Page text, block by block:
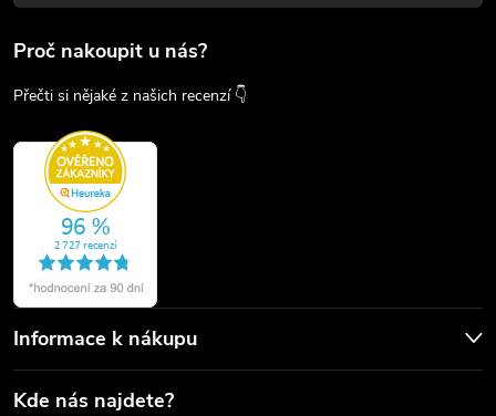
Proč nakoupit u nás?
Přečti si nějaké z našich recenzí 👇
Informace k nákupu
Kde nás najdete?